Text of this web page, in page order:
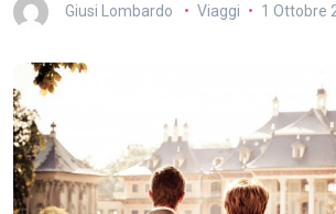
Giusi Lombardo Viaggi 1 Ottobre